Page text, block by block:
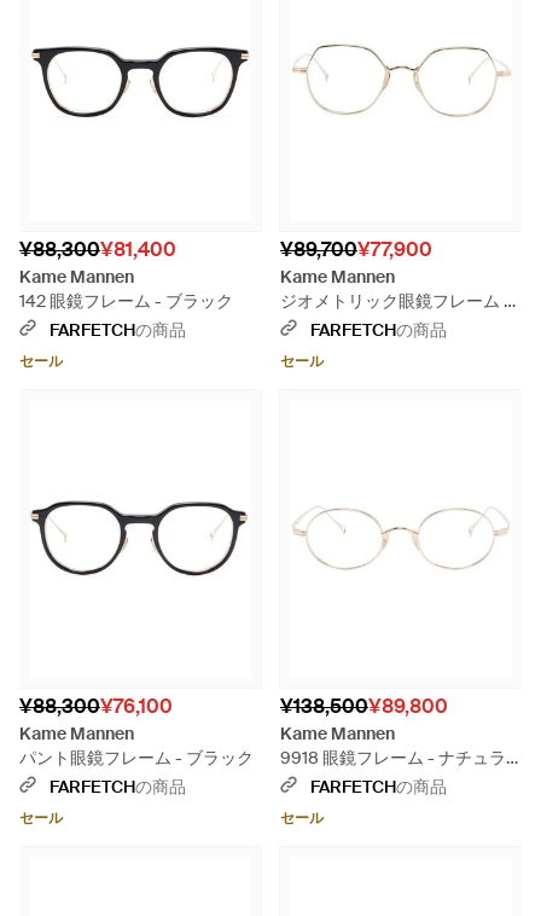
¥88,300¥81,400
Kame Mannen
142 眼鏡フレーム - ブラック
FARFETCHの商品
セール
¥89,700¥77,900
Kame Mannen
ジオメトリック眼鏡フレーム -
ナチュラル
FARFETCHの商品
セール
¥88,300¥76,100
Kame Mannen
パント眼鏡フレーム - ブラック
FARFETCHの商品
セール
¥138,500¥89,800
Kame Mannen
9918 眼鏡フレーム - ナチュラ
ル
FARFETCHの商品
セール